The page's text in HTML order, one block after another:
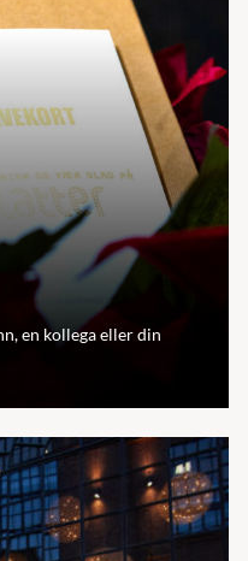
en kollega eller din